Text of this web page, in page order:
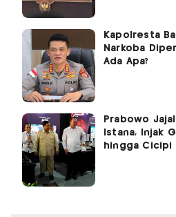
Kapolresta
Narkoba
Ada Apa?
Prabowo
Istana, Injak
hingga Cicipi